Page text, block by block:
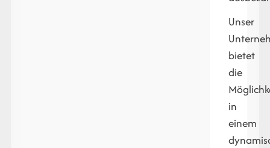
Unser
bietet
die
in
einem